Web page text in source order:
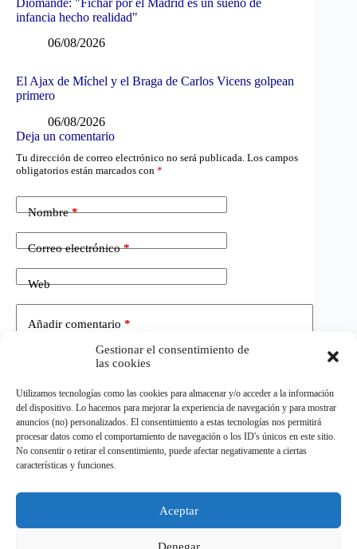
Gestionar el consentimiento de
las cookies
Utilizamos tecnologías como las cookies para almacenar y/o acceder a la información
del dispositivo. Lo hacemos para mejorar la experiencia de navegación y para mostrar
anuncios (no) personalizados. El consentimiento a estas tecnologías nos permitirá
procesar datos como el comportamiento de navegación o los ID's únicos en este sitio.
No consentir o retirar el consentimiento, puede afectar negativamente a ciertas
características y funciones.
Aceptar
Denegar
infancia hecho realidad"
06/08/2026
El Ajax de Míchel y el Braga de Carlos Vicens golpean
primero
06/08/2026
Deja un comentario
Tu dirección de correo electrónico no será publicada. Los campos
obligatorios están marcados con *
Nombre*
Correo electrónico*
Web
Añadir comentario *
Publicar el comentario
Todos los derechos reservados.